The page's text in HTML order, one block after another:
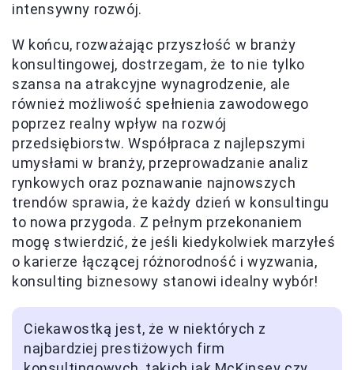
intensywny rozwój.
W końcu, rozważając przyszłość w branży
konsultingowej, dostrzegam, że to nie tylko
szansa na atrakcyjne wynagrodzenie, ale
również możliwość spełnienia zawodowego
poprzez realny wpływ na rozwój
przedsiębiorstw. Współpraca z najlepszymi
umysłami w branży, przeprowadzanie analiz
rynkowych oraz poznawanie najnowszych
trendów sprawia, że każdy dzień w konsultingu
to nowa przygoda. Z pełnym przekonaniem
mogę stwierdzić, że jeśli kiedykolwiek marzyłeś
o karierze łączącej różnorodność i wyzwania,
konsulting biznesowy stanowi idealny wybór!
Ciekawostką jest, że w niektórych z
najbardziej prestiżowych firm